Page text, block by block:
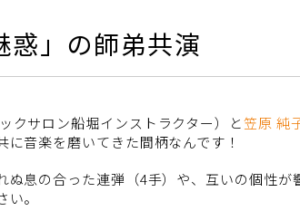
惑」の師弟共演
ックサロン船堀インストラクター）と笠原 純
音楽を磨いてきた間柄なんです！
息の合った連弾（4手）や、互いの個性
。